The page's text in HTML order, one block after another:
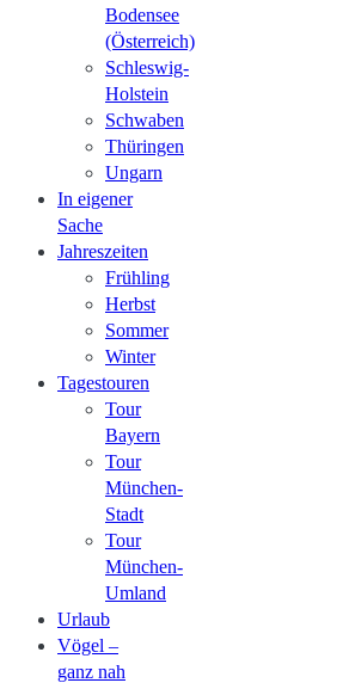
Bodensee
(Österreich)
Schleswig-
Holstein
Schwaben
Thüringen
Ungarn
In eigener
Sache
Jahreszeiten
Frühling
Herbst
Sommer
Winter
Tagestouren
Tour
Bayern
Tour
München-
Stadt
Tour
München-
Umland
Urlaub
Vögel –
ganz nah